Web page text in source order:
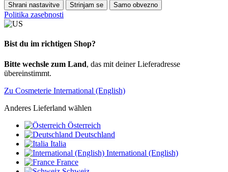
Shrani nastavitve Strinjam se Samo obvezno
Politika zasebnosti
Bist du im richtigen Shop?
Bitte wechsle zum Land, das mit deiner Lieferadresse
übereinstimmt.
Zu Cosmeterie International (English)
Anderes Lieferland wählen
Österreich
Deutschland
Italia
International (English)
France